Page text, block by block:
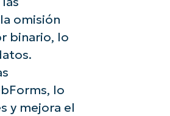
omisión
binario, lo
lo
y mejora el